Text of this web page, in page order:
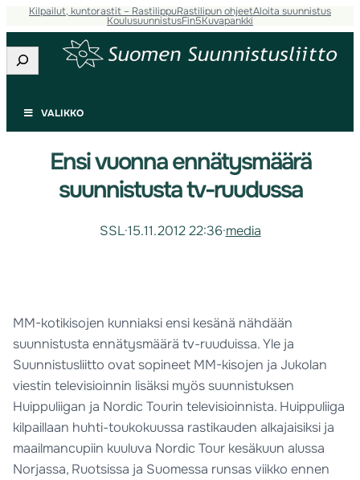
Kilpailut, kuntorastit – RastilippuRastilipun ohjeetAloita suunnistus
KoulusuunnistusFin5Kuvapankki
Etsi
VALIKKO
Ensi vuonna ennätysmäärä
suunnistusta tv-ruudussa
SSL·15.11.2012 22:36·media
MM-kotikisojen kunniaksi ensi kesänä nähdään
suunnistusta ennätysmäärä tv-ruuduissa. Yle ja
Suunnistusliitto ovat sopineet MM-kisojen ja Jukolan
viestin televisioinnin lisäksi myös suunnistuksen
Huippuliigan ja Nordic Tourin televisioinnista. Huippuliiga
kilpaillaan huhti-toukokuussa rastikauden alkajaisiksi ja
maailmancupiin kuuluva Nordic Tour kesäkuun alussa
Norjassa, Ruotsissa ja Suomessa runsas viikko ennen